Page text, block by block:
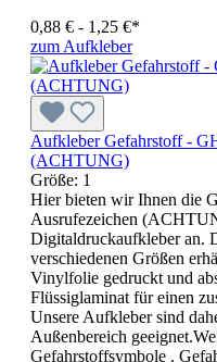
0,88 € - 1,25 €*
zum Aufkleber
Aufkleber Gefahrstoff -
(ACHTUNG)
Größe: 1
Hier bieten wir Ihnen die
Ausrufezeichen
Digitaldruckaufkleber an.
verschiedenen Größen
Vinylfolie gedruckt und
Flüssiglaminat für einen
Unsere Aufkleber sind
Außenbereich
Gefahrstoffsymbole .